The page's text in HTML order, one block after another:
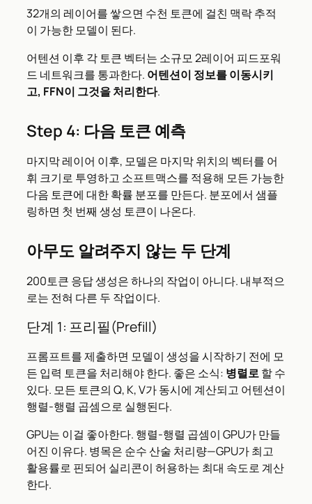
32개의 레이어를 쌓으면 수천 토큰에 걸친 맥락 추적
이 가능한 모델이 된다.
어텐션 이후 각 토큰 벡터는 소규모 2레이어 피드포워
드 네트워크를 통과한다. 어텐션이 정보를 이동시키
고, FFN이 그것을 처리한다.
Step 4: 다음 토큰 예측
마지막 레이어 이후, 모델은 마지막 위치의 벡터를 어
휘 크기로 투영하고 소프트맥스를 적용해 모든 가능한
다음 토큰에 대한 확률 분포를 만든다. 분포에서 샘플
링하면 첫 번째 생성 토큰이 나온다.
아무도 알려주지 않는 두 단계
200토큰 응답 생성은 하나의 작업이 아니다. 내부적으
로는 전혀 다른 두 작업이다.
단계 1: 프리필(Prefill)
프롬프트를 제출하면 모델이 생성을 시작하기 전에 모
든 입력 토큰을 처리해야 한다. 좋은 소식: 병렬로할 수
있다. 모든 토큰의 Q, K, V가 동시에 계산되고 어텐션이
행렬-행렬 곱셈으로 실행된다.
GPU는 이걸 좋아한다. 행렬-행렬 곱셈이 GPU가 만들
어진 이유다. 병목은 순수 산술 처리량—GPU가 최고
활용률로 핀되어 실리콘이 허용하는 최대 속도로 계산
한다.